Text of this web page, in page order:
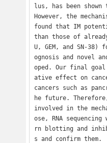
lus, has been
However, the
found that IM
than those of
U, GEM, and SN-
ognosis and novel
oped. Our final
ative effect on
cancers such as
he future.
involved in the
ose, RNA
rn blotting and
s and confirm them.